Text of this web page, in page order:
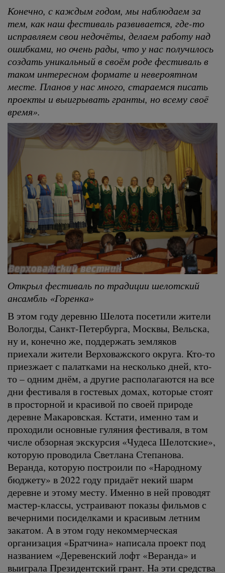
Конечно, с каждым годом, мы наблюдаем за
тем, как наш фестиваль развивается, где-то
исправляем свои недочёты, делаем работу над
ошибками, но очень рады, что у нас получилось
создать уникальный в своём роде фестиваль в
таком интересном формате и невероятном
месте. Планов у нас много, стараемся писать
проекты и выигрывать гранты, но всему своё
время».
Открыл фестиваль по традиции шелотский
ансамбль «Горенка»
В этом году деревню Шелота посетили жители
Вологды, Санкт-Петербурга, Москвы, Вельска,
ну и, конечно же, поддержать земляков
приехали жители Верховажского округа. Кто-то
приезжает с палатками на несколько дней, кто-
то – одним днём, а другие располагаются на все
дни фестиваля в гостевых домах, которые стоят
в просторной и красивой по своей природе
деревне Макаровская. Кстати, именно там и
проходили основные гуляния фестиваля, в том
числе обзорная экскурсия «Чудеса Шелотские»,
которую проводила Светлана Степанова.
Веранда, которую построили по «Народному
бюджету» в 2022 году придаёт некий шарм
деревне и этому месту. Именно в ней проводят
мастер-классы, устраивают показы фильмов с
вечерними посиделками и красивым летним
закатом. А в этом году некоммерческая
организация «Братчина» написала проект под
названием «Деревенский лофт «Веранда» и
выиграла Президентский грант. На эти средства